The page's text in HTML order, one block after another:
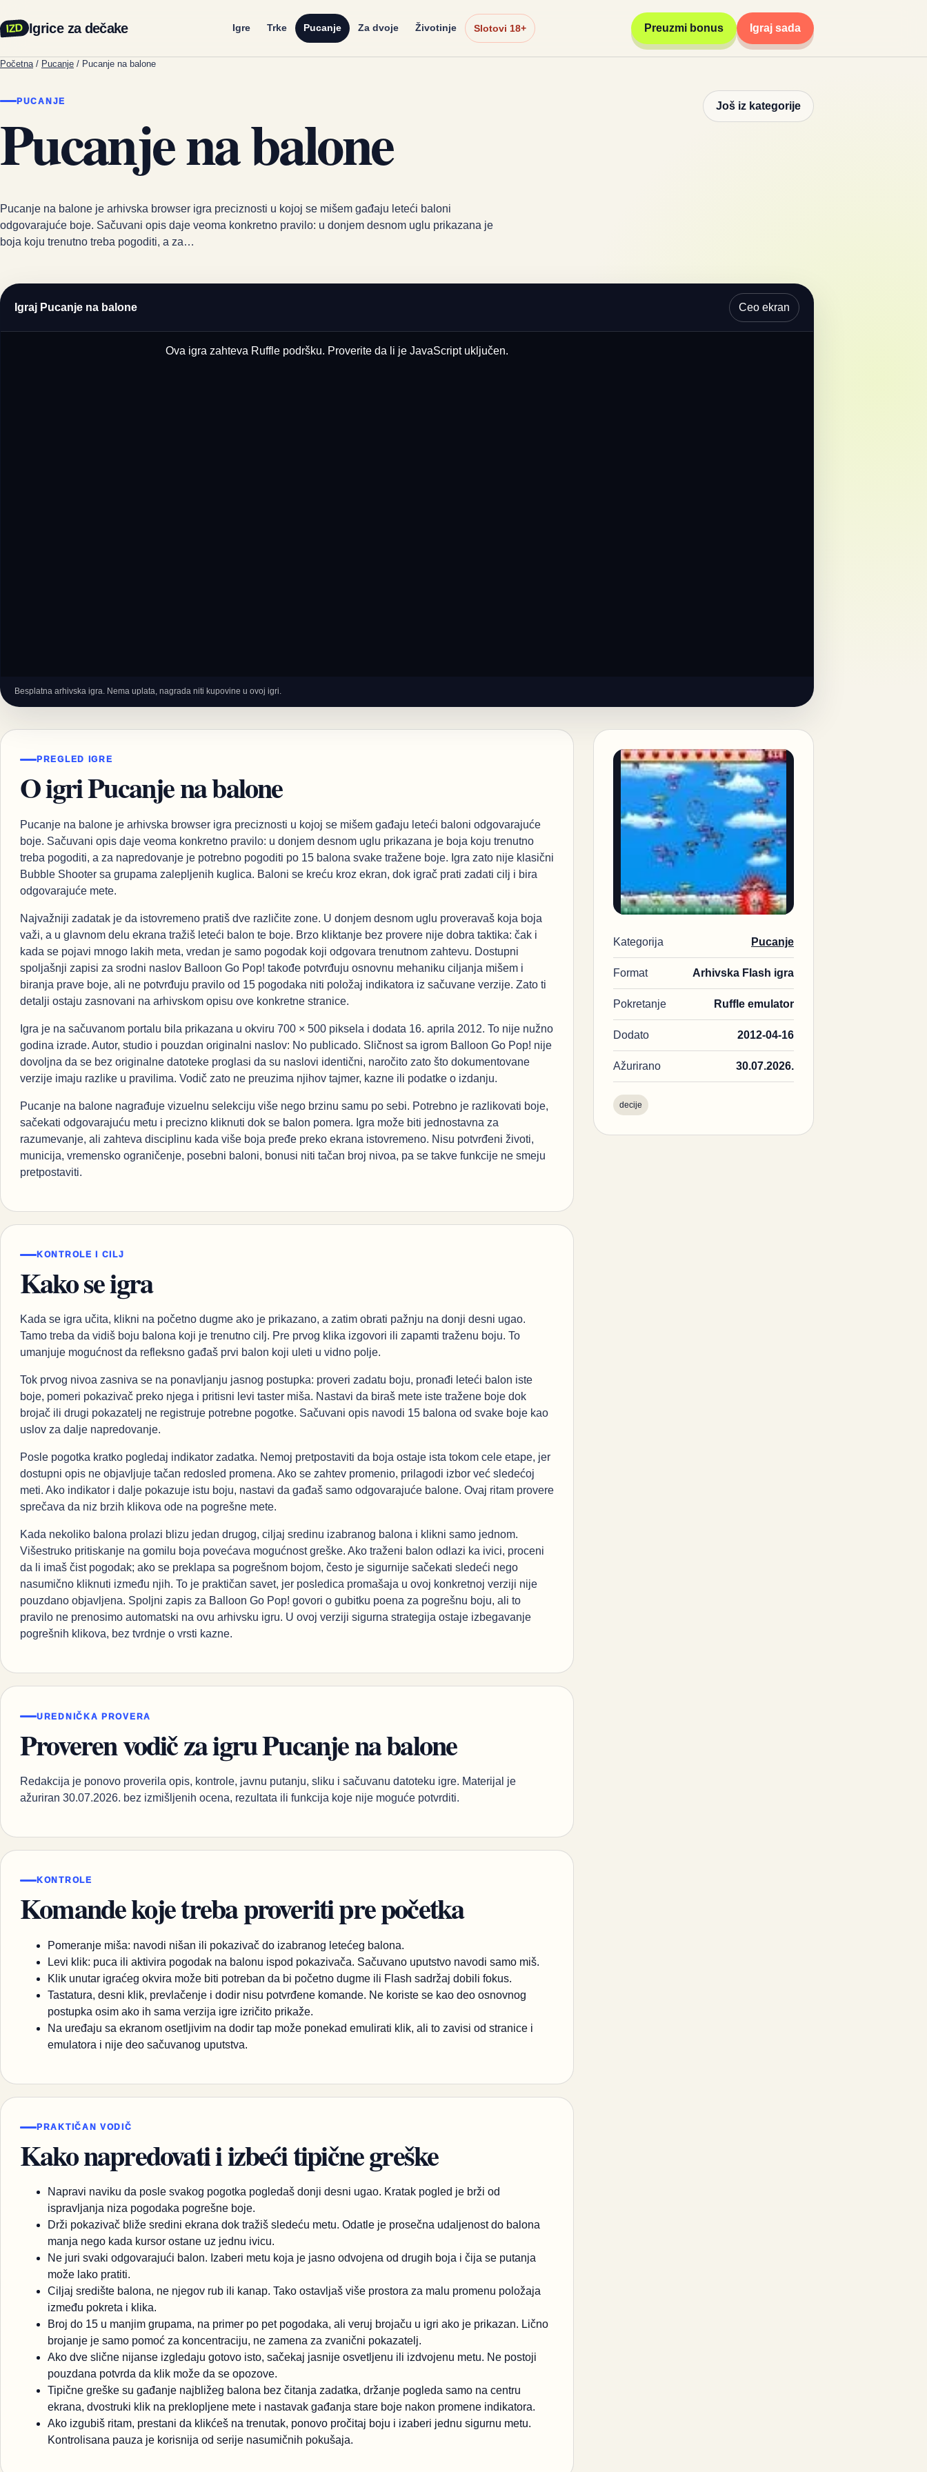
IZD Igrice za dečake Igre Trke Pucanje Za dvoje Životinje Slotovi 18+ Preuzmi bonus Igraj sada
Početna / Pucanje / Pucanje na balone
PUCANJE
Pucanje na balone
Pucanje na balone je arhivska browser igra preciznosti u kojoj se mišem gađaju leteći baloni
odgovarajuće boje. Sačuvani opis daje veoma konkretno pravilo: u donjem desnom uglu prikazana je
boja koju trenutno treba pogoditi, a za…
Još iz kategorije
Igraj Pucanje na balone Ceo ekran
Ova igra zahteva Ruffle podršku. Proverite da li je JavaScript uključen.
Besplatna arhivska igra. Nema uplata, nagrada niti kupovine u ovoj igri.
PREGLED IGRE
O igri Pucanje na balone
Pucanje na balone je arhivska browser igra preciznosti u kojoj se mišem gađaju leteći baloni odgovarajuće
boje. Sačuvani opis daje veoma konkretno pravilo: u donjem desnom uglu prikazana je boja koju trenutno
treba pogoditi, a za napredovanje je potrebno pogoditi po 15 balona svake tražene boje. Igra zato nije klasični
Bubble Shooter sa grupama zalepljenih kuglica. Baloni se kreću kroz ekran, dok igrač prati zadati cilj i bira
odgovarajuće mete.
Najvažniji zadatak je da istovremeno pratiš dve različite zone. U donjem desnom uglu proveravaš koja boja
važi, a u glavnom delu ekrana tražiš leteći balon te boje. Brzo kliktanje bez provere nije dobra taktika: čak i
kada se pojavi mnogo lakih meta, vredan je samo pogodak koji odgovara trenutnom zahtevu. Dostupni
spoljašnji zapisi za srodni naslov Balloon Go Pop! takođe potvrđuju osnovnu mehaniku ciljanja mišem i
biranja prave boje, ali ne potvrđuju pravilo od 15 pogodaka niti položaj indikatora iz sačuvane verzije. Zato ti
detalji ostaju zasnovani na arhivskom opisu ove konkretne stranice.
Igra je na sačuvanom portalu bila prikazana u okviru 700 × 500 piksela i dodata 16. aprila 2012. To nije nužno
godina izrade. Autor, studio i pouzdan originalni naslov: No publicado. Sličnost sa igrom Balloon Go Pop! nije
dovoljna da se bez originalne datoteke proglasi da su naslovi identični, naročito zato što dokumentovane
verzije imaju razlike u pravilima. Vodič zato ne preuzima njihov tajmer, kazne ili podatke o izdanju.
Pucanje na balone nagrađuje vizuelnu selekciju više nego brzinu samu po sebi. Potrebno je razlikovati boje,
sačekati odgovarajuću metu i precizno kliknuti dok se balon pomera. Igra može biti jednostavna za
razumevanje, ali zahteva disciplinu kada više boja pređe preko ekrana istovremeno. Nisu potvrđeni životi,
municija, vremensko ograničenje, posebni baloni, bonusi niti tačan broj nivoa, pa se takve funkcije ne smeju
pretpostaviti.
KONTROLE I CILJ
Kako se igra
Kada se igra učita, klikni na početno dugme ako je prikazano, a zatim obrati pažnju na donji desni ugao.
Tamo treba da vidiš boju balona koji je trenutno cilj. Pre prvog klika izgovori ili zapamti traženu boju. To
umanjuje mogućnost da refleksno gađaš prvi balon koji uleti u vidno polje.
Tok prvog nivoa zasniva se na ponavljanju jasnog postupka: proveri zadatu boju, pronađi leteći balon iste
boje, pomeri pokazivač preko njega i pritisni levi taster miša. Nastavi da biraš mete iste tražene boje dok
brojač ili drugi pokazatelj ne registruje potrebne pogotke. Sačuvani opis navodi 15 balona od svake boje kao
uslov za dalje napredovanje.
Posle pogotka kratko pogledaj indikator zadatka. Nemoj pretpostaviti da boja ostaje ista tokom cele etape, jer
dostupni opis ne objavljuje tačan redosled promena. Ako se zahtev promenio, prilagodi izbor već sledećoj
meti. Ako indikator i dalje pokazuje istu boju, nastavi da gađaš samo odgovarajuće balone. Ovaj ritam provere
sprečava da niz brzih klikova ode na pogrešne mete.
Kada nekoliko balona prolazi blizu jedan drugog, ciljaj sredinu izabranog balona i klikni samo jednom.
Višestruko pritiskanje na gomilu boja povećava mogućnost greške. Ako traženi balon odlazi ka ivici, proceni
da li imaš čist pogodak; ako se preklapa sa pogrešnom bojom, često je sigurnije sačekati sledeći nego
nasumično kliknuti između njih. To je praktičan savet, jer posledica promašaja u ovoj konkretnoj verziji nije
pouzdano objavljena. Spoljni zapis za Balloon Go Pop! govori o gubitku poena za pogrešnu boju, ali to
pravilo ne prenosimo automatski na ovu arhivsku igru. U ovoj verziji sigurna strategija ostaje izbegavanje
pogrešnih klikova, bez tvrdnje o vrsti kazne.
UREDNIČKA PROVERA
Proveren vodič za igru Pucanje na balone
Redakcija je ponovo proverila opis, kontrole, javnu putanju, sliku i sačuvanu datoteku igre. Materijal je
ažuriran 30.07.2026. bez izmišljenih ocena, rezultata ili funkcija koje nije moguće potvrditi.
KONTROLE
Komande koje treba proveriti pre početka
Pomeranje miša: navodi nišan ili pokazivač do izabranog letećeg balona.
Levi klik: puca ili aktivira pogodak na balonu ispod pokazivača. Sačuvano uputstvo navodi samo miš.
Klik unutar igraćeg okvira može biti potreban da bi početno dugme ili Flash sadržaj dobili fokus.
Tastatura, desni klik, prevlačenje i dodir nisu potvrđene komande. Ne koriste se kao deo osnovnog
postupka osim ako ih sama verzija igre izričito prikaže.
Na uređaju sa ekranom osetljivim na dodir tap može ponekad emulirati klik, ali to zavisi od stranice i
emulatora i nije deo sačuvanog uputstva.
PRAKTIČAN VODIČ
Kako napredovati i izbeći tipične greške
Napravi naviku da posle svakog pogotka pogledaš donji desni ugao. Kratak pogled je brži od
ispravljanja niza pogodaka pogrešne boje.
Drži pokazivač bliže sredini ekrana dok tražiš sledeću metu. Odatle je prosečna udaljenost do balona
manja nego kada kursor ostane uz jednu ivicu.
Ne juri svaki odgovarajući balon. Izaberi metu koja je jasno odvojena od drugih boja i čija se putanja
može lako pratiti.
Ciljaj središte balona, ne njegov rub ili kanap. Tako ostavljaš više prostora za malu promenu položaja
između pokreta i klika.
Broj do 15 u manjim grupama, na primer po pet pogodaka, ali veruj brojaču u igri ako je prikazan. Lično
brojanje je samo pomoć za koncentraciju, ne zamena za zvanični pokazatelj.
Ako dve slične nijanse izgledaju gotovo isto, sačekaj jasnije osvetljenu ili izdvojenu metu. Ne postoji
pouzdana potvrda da klik može da se opozove.
Tipične greške su gađanje najbližeg balona bez čitanja zadatka, držanje pogleda samo na centru
ekrana, dvostruki klik na preklopljene mete i nastavak gađanja stare boje nakon promene indikatora.
Ako izgubiš ritam, prestani da klikćeš na trenutak, ponovo pročitaj boju i izaberi jednu sigurnu metu.
Kontrolisana pauza je korisnija od serije nasumičnih pokušaja.
Kategorija Pucanje
Format Arhivska Flash igra
Pokretanje Ruffle emulator
Dodato 2012-04-16
Ažurirano 30.07.2026.
decije